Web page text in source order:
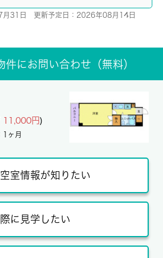
月31日 更新予定日：2026年08月14日
件にお問い合わせ（無料）
11,000円)
1ヶ月
室情報が知りたい
に見学したい